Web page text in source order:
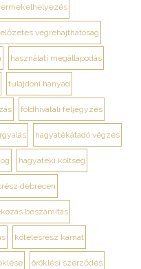
előzetes végrehajthatóság
használati megállapodás
tulajdoni hányad
földhivatali feljegyzés
hagyatékátadó végzés
hagyatéki költség
debrecen
beszámítás
kötelesrész kamat
öröklési szerződés